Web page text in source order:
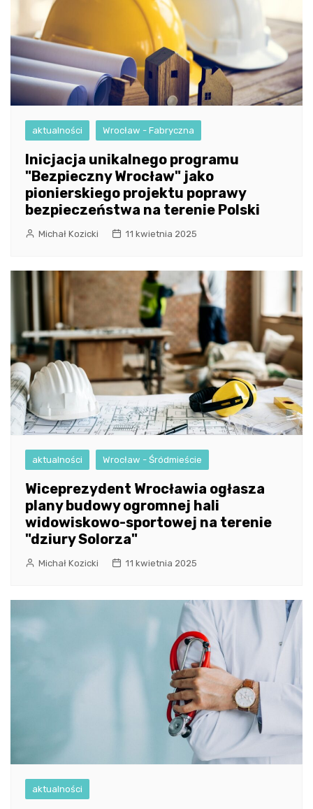
aktualności Wrocław - Fabryczna
Inicjacja unikalnego programu
"Bezpieczny Wrocław" jako
pionierskiego projektu poprawy
bezpieczeństwa na terenie Polski
Michał Kozicki 11 kwietnia 2025
aktualności Wrocław - Śródmieście
Wiceprezydent Wrocławia ogłasza
plany budowy ogromnej hali
widowiskowo-sportowej na terenie
"dziury Solorza"
Michał Kozicki 11 kwietnia 2025
aktualności